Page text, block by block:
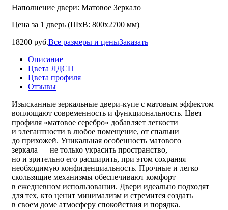
Наполнение двери: Матовое Зеркало
Цена за 1 дверь (ШхВ: 800х2700 мм)
18200 руб.Все размеры и ценыЗаказать
Описание
Цвета ЛДСП
Цвета профиля
Отзывы
Изысканные зеркальные двери-купе с матовым эффектом
воплощают современность и функциональность. Цвет
профиля «матовое серебро» добавляет легкости
и элегантности в любое помещение, от спальни
до прихожей. Уникальная особенность матового
зеркала — не только украсить пространство,
но и зрительно его расширить, при этом сохраняя
необходимую конфиденциальность. Прочные и легко
скользящие механизмы обеспечивают комфорт
в ежедневном использовании. Двери идеально подходят
для тех, кто ценит минимализм и стремится создать
в своем доме атмосферу спокойствия и порядка.